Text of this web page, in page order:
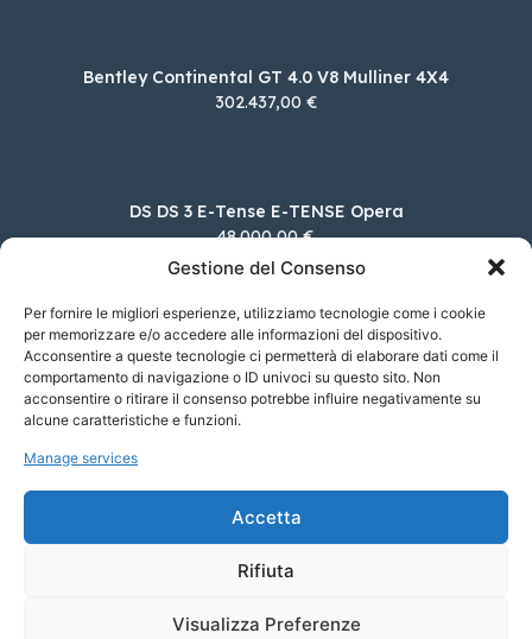
Gestione del Consenso
Per fornire le migliori esperienze, utilizziamo tecnologie come i cookie
per memorizzare e/o accedere alle informazioni del dispositivo.
Acconsentire a queste tecnologie ci permetterà di elaborare dati come il
comportamento di navigazione o ID univoci su questo sito. Non
acconsentire o ritirare il consenso potrebbe influire negativamente su
alcune caratteristiche e funzioni.
Manage services
Accetta
Rifiuta
Visualizza Preferenze
Bentley Continental GT 4.0 V8 Mulliner 4X4
302.437,00 €
DS DS 3 E-Tense E-TENSE Opera
48.000,00 €
Alfa Romeo Tonale 1.5 160cv Hybrid TCT7
Tributo Italiano
50.150,00 €
Ford Nuova Fiesta 1.0 EcoBoost Hybrid 125CV
ST-Line DCT